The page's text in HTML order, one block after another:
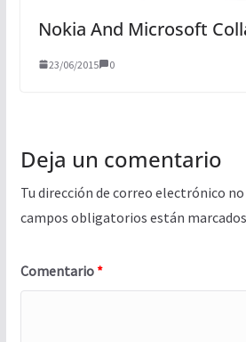
Nokia And Microsoft
23/06/2015 0
Deja un comentario
Tu dirección de correo electrónico
campos obligatorios están
Comentario *